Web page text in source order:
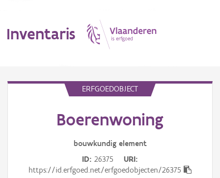
Inventaris
ERFGOEDOBJECT
Boerenwoning
bouwkundig element
ID 26375
URI
https://id.erfgoed.net/erfgoedobjecten/26375